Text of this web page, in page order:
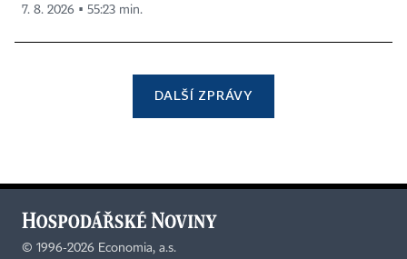
7. 8. 2026 ▪ 55:23 min.
DALŠÍ ZPRÁVY
© 1996-2026 Economia, a.s.